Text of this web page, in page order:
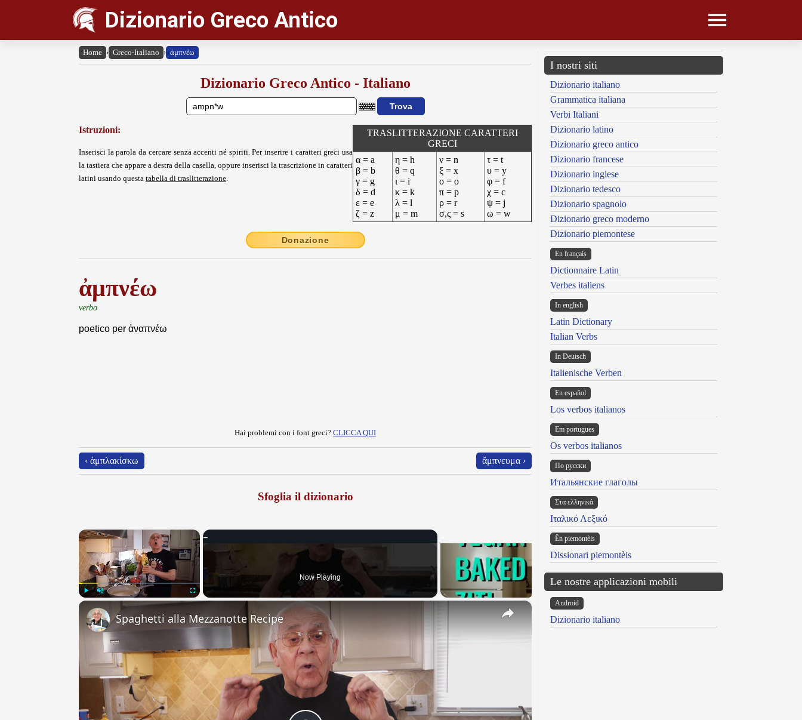
Dizionario Greco Antico
Home › Greco-Italiano › ἀμπνέω
Dizionario Greco Antico - Italiano
Istruzioni:
Inserisci la parola da cercare senza accenti né spiriti. Per inserire i caratteri greci usa
la tastiera che appare a destra della casella, oppure inserisci la trascrizione in caratteri
latini usando questa tabella di traslitterazione.
TRASLITTERAZIONE CARATTERI
GRECI
α = a
β = b
γ = g
δ = d
ε = e
ζ = z
η = h
θ = q
ι = i
κ = k
λ = l
μ = m
ν = n
ξ = x
ο = o
π = p
ρ = r
σ,ς = s
τ = t
υ = y
φ = f
χ = c
ψ = j
ω = w
Donazione
ἀμπνέω
verbo
poetico per ἀναπνέω
Hai problemi con i font greci? CLICCA QUI
‹ ἀμπλακίσκω ἄμπνευμα ›
Sfoglia il dizionario
×
Fullscreen
Now Playing
×
Spaghetti alla Mezzanotte Recipe
I nostri siti
Dizionario italiano
Grammatica italiana
Verbi Italiani
Dizionario latino
Dizionario greco antico
Dizionario francese
Dizionario inglese
Dizionario tedesco
Dizionario spagnolo
Dizionario greco moderno
Dizionario piemontese
En français
Dictionnaire Latin
Verbes italiens
In english
Latin Dictionary
Italian Verbs
In Deutsch
Italienische Verben
En español
Los verbos italianos
Em portugues
Os verbos italianos
По русски
Итальянские глаголы
Στα ελληνικά
Ιταλικό Λεξικό
Ën piemontèis
Dissionari piemontèis
Le nostre applicazioni mobili
Android
Dizionario italiano